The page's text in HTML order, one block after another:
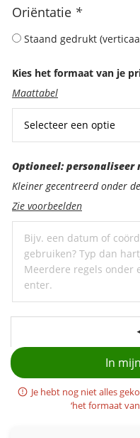
Oriëntatie *
Staand gedrukt
Kies het formaat van je
Maattabel
Optioneel:
personaliseer
met
een
ondertitel
Optioneel:
Kleiner gecentreerd onder
Zie voorbeelden
In
Je hebt nog niet alles
‘het formaat